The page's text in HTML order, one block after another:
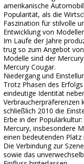
amerikanische
Popularität, als die
Faszination für stilvolle
Entwicklung von
Im Laufe der Jahre
trug so zum Angebot
Modelle sind der
Mercury Cougar.
Niedergang und
Trotz Phasen des
eindeutige Identität
Verbraucherpräferenzen
schließlich 2010 die
Erbe in der Populärkultur:
Mercury, insbesondere
einen bedeutenden
Die Verbindung zur
sowie das